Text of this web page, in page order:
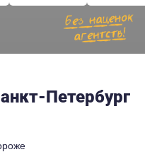
Петербург